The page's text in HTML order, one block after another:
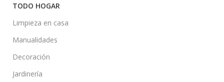
TODO HOGAR
Limpieza en casa
Manualidades
Decoración
Jardinería